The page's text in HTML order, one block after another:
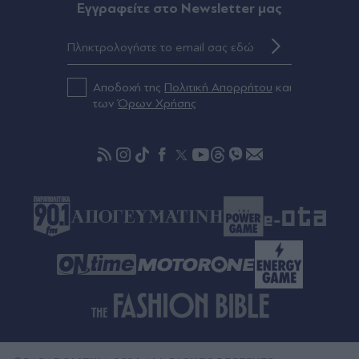
Φωτιά σε Αττική και Βοιωτία: Ίση με 6 βόμβες
την "πύρινη κόλαση" - Πώς έγινε στάχτη μέσα σε
2 νύχτες το 55% της έκτασης
Ειδικό Χωροταξικό για τον Τουρισμό: Τι αλλάζει
- Νέο μοντέλο τουριστικής ανάπτυξης της
χώρας
Eγγραφείτε στο Newsletter μας
Αποδοχή της Πολιτική Απορρήτου και
τωνΌρων Χρήσης